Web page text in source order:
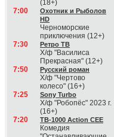
(18+)
7:00
Охотник и Рыболов
HD
Черноморские
приключения (12+)
7:30
Ретро ТВ
Х/ф "Василиса
Прекрасная" (12+)
7:50
Русский роман
Х/ф "Чертово
колесо" (16+)
7:25
Sony Turbo
Х/ф "Робопёс" 2023 г.
(16+)
7:20
ТВ-1000 Action CEE
Комедия